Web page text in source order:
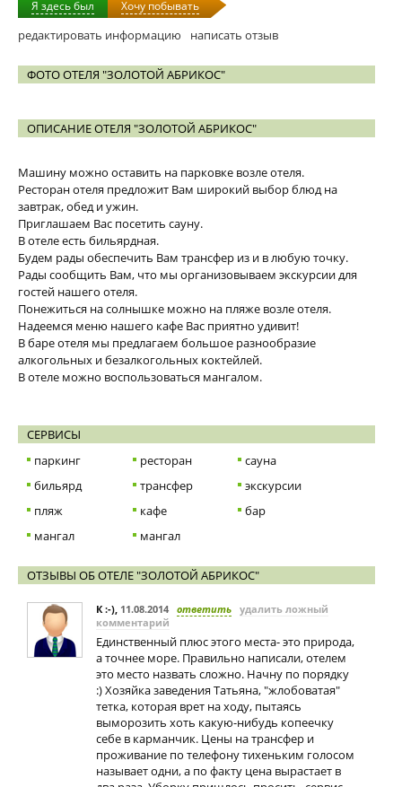
Я здесь был Хочу побывать
редактировать информацию написать отзыв
ФОТО ОТЕЛЯ "ЗОЛОТОЙ АБРИКОС"
ОПИСАНИЕ ОТЕЛЯ "ЗОЛОТОЙ АБРИКОС"
Машину можно оставить на парковке возле отеля.
Ресторан отеля предложит Вам широкий выбор блюд на
завтрак, обед и ужин.
Приглашаем Вас посетить сауну.
В отеле есть бильярдная.
Будем рады обеспечить Вам трансфер из и в любую точку.
Рады сообщить Вам, что мы организовываем экскурсии для
гостей нашего отеля.
Понежиться на солнышке можно на пляже возле отеля.
Надеемся меню нашего кафе Вас приятно удивит!
В баре отеля мы предлагаем большое разнообразие
алкогольных и безалкогольных коктейлей.
В отеле можно воспользоваться мангалом.
СЕРВИСЫ
паркинг
ресторан
сауна
бильярд
трансфер
экскурсии
пляж
кафе
бар
мангал
мангал
ОТЗЫВЫ ОБ ОТЕЛЕ "ЗОЛОТОЙ АБРИКОС"
К :-), 11.08.2014 ответить удалить ложный
комментарий
Единственный плюс этого места- это природа,
а точнее море. Правильно написали, отелем
это место назвать сложно. Начну по порядку
:) Хозяйка заведения Татьяна, "жлобоватая"
тетка, которая врет на ходу, пытаясь
выморозить хоть какую-нибудь копеечку
себе в карманчик. Цены на трансфер и
проживание по телефону тихеньким голосом
называет одни, а по факту цена вырастает в